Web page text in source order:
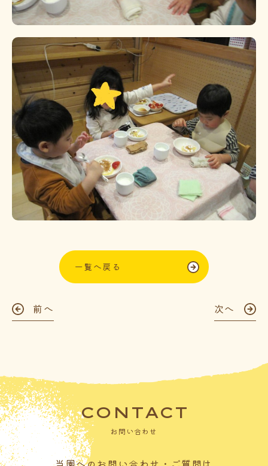
一覧へ戻る
前へ 次へ
CONTACT
お問い合わせ